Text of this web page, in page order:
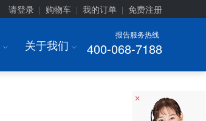
请登录 购物车 我的订单 免费注册
报告服务热线
400-068-7188
I 关于我们 I
×